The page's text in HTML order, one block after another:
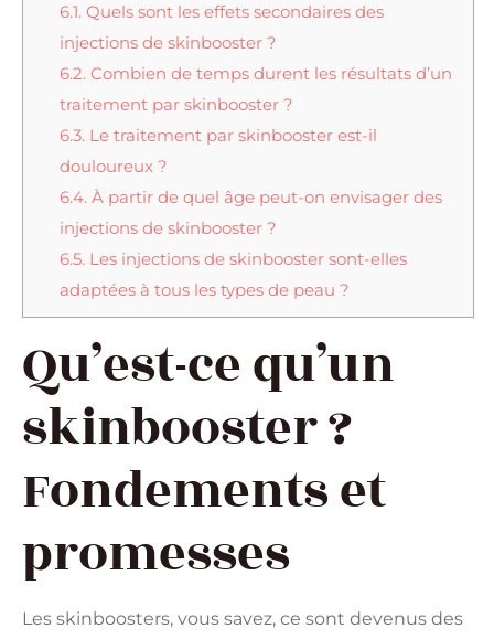
6.1.Quels sont les effets secondaires des
injections de skinbooster ?
6.2.Combien de temps durent les résultats d’un
traitement par skinbooster ?
6.3.Le traitement par skinbooster est-il
douloureux ?
6.4.À partir de quel âge peut-on envisager des
injections de skinbooster ?
6.5.Les injections de skinbooster sont-elles
adaptées à tous les types de peau ?
Qu’est-ce qu’un
skinbooster ?
Fondements et
promesses
Les skinboosters, vous savez, ce sont devenus des